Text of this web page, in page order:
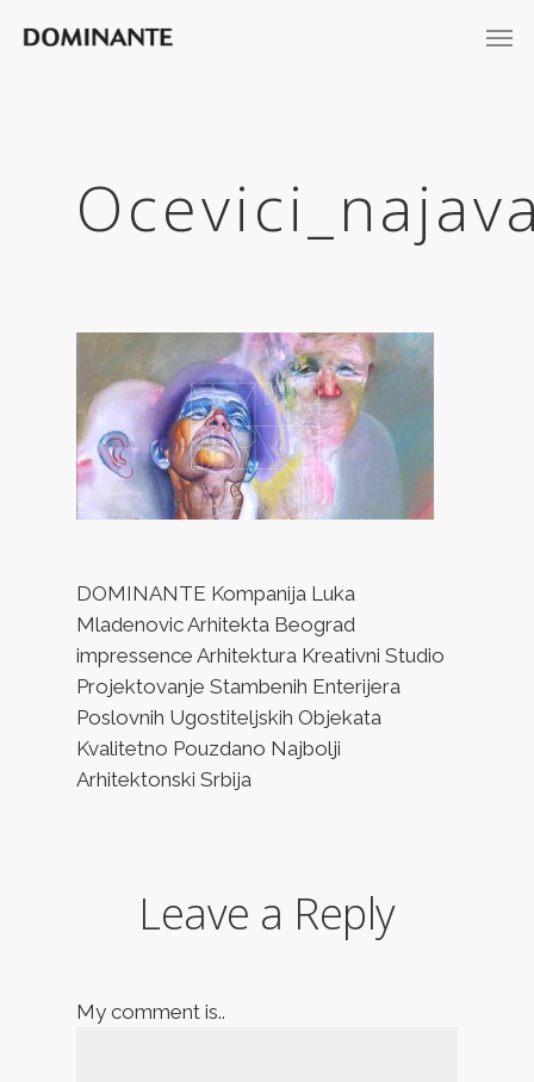
DOMINANTE Kompanija Luka
Mladenovic Arhitekta Beograd
impressence Arhitektura Kreativni Studio
Projektovanje Stambenih Enterijera
Poslovnih Ugostiteljskih Objekata
Kvalitetno Pouzdano Najbolji
Arhitektonski Srbija
Leave a Reply
My comment is..